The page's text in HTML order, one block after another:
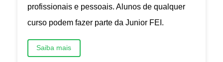
profissionais e pessoais. Alunos de qualquer
curso podem fazer parte da Junior FEI.
Saiba mais